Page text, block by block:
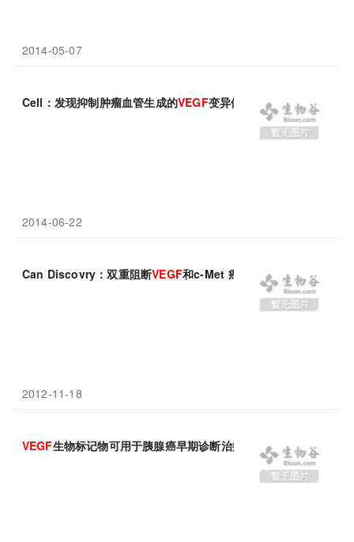
2014-05-07
Cell：发现抑制肿瘤血管生成的VEGF变异体
2014-06-22
Can Discovry：双重阻断VEGF和c-Met 癌细胞转移减少
2012-11-18
VEGF生物标记物可用于胰腺癌早期诊断治疗